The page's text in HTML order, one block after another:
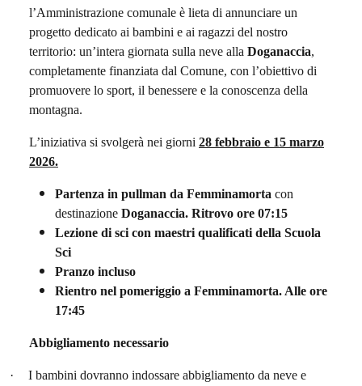
l’Amministrazione comunale è lieta di annunciare un
progetto dedicato ai bambini e ai ragazzi del nostro
territorio: un’intera giornata sulla neve alla Doganaccia,
completamente finanziata dal Comune, con l’obiettivo di
promuovere lo sport, il benessere e la conoscenza della
montagna.
L’iniziativa si svolgerà nei giorni 28 febbraio e 15 marzo
2026.
Partenza in pullman da Femminamorta con
destinazione Doganaccia. Ritrovo ore 07:15
Lezione di sci con maestri qualificati della Scuola
Sci
Pranzo incluso
Rientro nel pomeriggio a Femminamorta. Alle ore
17:45
Abbigliamento necessario
·
I bambini dovranno indossare abbigliamento da neve e